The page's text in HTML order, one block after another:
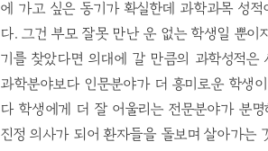
에 가고 싶은 동기가 확실한데 과학과목 성
다. 그건 부모 잘못 만난 운 없는 학생일 뿐이
기를 찾았다면 의대에 갈 만큼의 과학성적은
과학분야보다 인문분야가 더 흥미로운 학생
다 학생에게 더 잘 어울리는 전문분야가 분
진정 의사가 되어 환자들을 돌보며 살아가는